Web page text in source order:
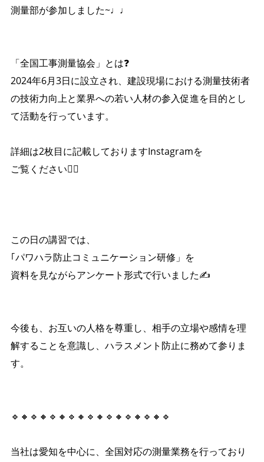
測量部が参加しました~♩♩
「全国工事測量協会」とは❓
2024年6月3日に設立され、建設現場における測量技術者
の技術力向上と業界への若い人材の参入促進を目的とし
て活動を行っています。
詳細は2枚目に記載しておりますInstagramを
ご覧ください🙂‍↕️
この日の講習では、
｢パワハラ防止コミュニケーション研修」を
資料を見ながらアンケート形式で行いました✍
今後も、お互いの人格を尊重し、相手の立場や感情を理
解することを意識し、ハラスメント防止に務めて参りま
す。
🔹🔸🔹🔸🔹🔸🔹🔸🔹🔸🔹🔸🔹🔸🔹🔸🔹
当社は愛知を中心に、全国対応の測量業務を行っており